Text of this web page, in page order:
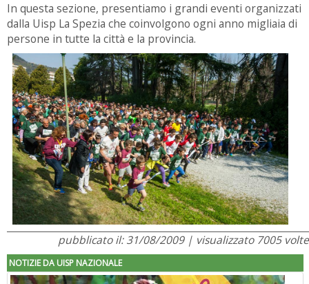
In questa sezione, presentiamo i grandi eventi organizzati
dalla Uisp La Spezia che coinvolgono ogni anno migliaia di
persone in tutte la città e la provincia.
pubblicato il: 31/08/2009 | visualizzato 7005 volte
NOTIZIE DA UISP NAZIONALE